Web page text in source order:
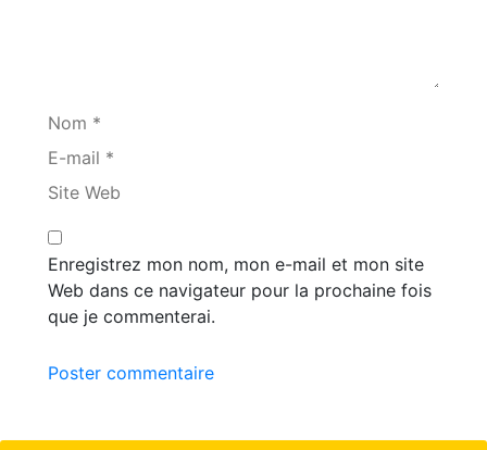
Nom *
E-mail *
Site Web
Enregistrez mon nom, mon e-mail et mon site
Web dans ce navigateur pour la prochaine fois
que je commenterai.
Poster commentaire